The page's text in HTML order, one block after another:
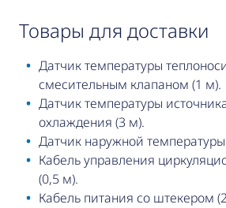
товары для доставки
Датчик температуры
смесительным клапаном (1 м).
Датчик температуры
охлаждения (3 м).
Датчик наружной
Кабель управления
(0,5 м).
Кабель питания со штекером